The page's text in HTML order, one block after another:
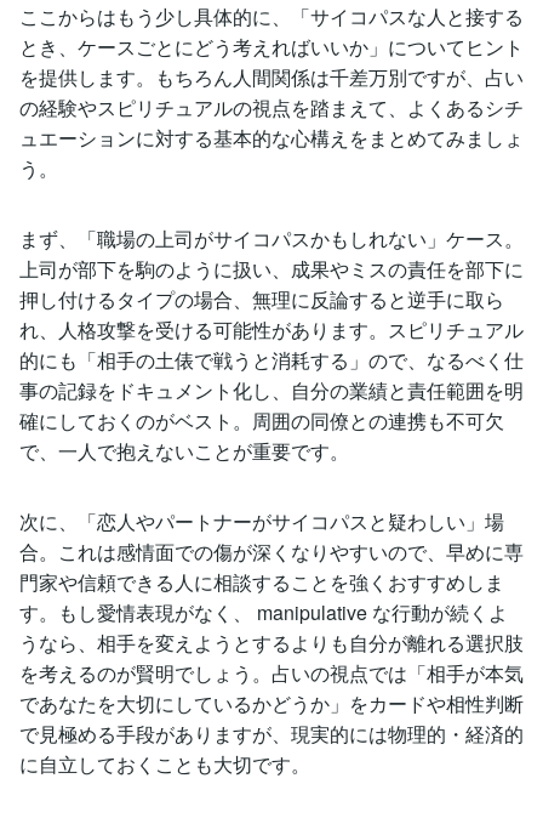
ここからはもう少し具体的に、「サイコパスな人と接する
とき、ケースごとにどう考えればいいか」についてヒント
を提供します。もちろん人間関係は千差万別ですが、占い
の経験やスピリチュアルの視点を踏まえて、よくあるシチ
ュエーションに対する基本的な心構えをまとめてみましょ
う。
まず、「職場の上司がサイコパスかもしれない」ケース。
上司が部下を駒のように扱い、成果やミスの責任を部下に
押し付けるタイプの場合、無理に反論すると逆手に取ら
れ、人格攻撃を受ける可能性があります。スピリチュアル
的にも「相手の土俵で戦うと消耗する」ので、なるべく仕
事の記録をドキュメント化し、自分の業績と責任範囲を明
確にしておくのがベスト。周囲の同僚との連携も不可欠
で、一人で抱えないことが重要です。
次に、「恋人やパートナーがサイコパスと疑わしい」場
合。これは感情面での傷が深くなりやすいので、早めに専
門家や信頼できる人に相談することを強くおすすめしま
す。もし愛情表現がなく、 manipulative な行動が続くよ
うなら、相手を変えようとするよりも自分が離れる選択肢
を考えるのが賢明でしょう。占いの視点では「相手が本気
であなたを大切にしているかどうか」をカードや相性判断
で見極める手段がありますが、現実的には物理的・経済的
に自立しておくことも大切です。